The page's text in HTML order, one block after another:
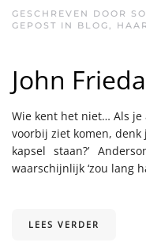
GESCHREVEN DOOR
GEPOST IN BLOG,
John
Wie kent het niet… Als je
voorbij ziet komen, denk
kapsel staan?’
waarschijnlijk ‘zou lang
LEES VERDER